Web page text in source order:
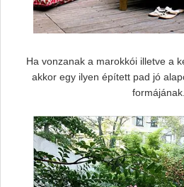
Ha vonzanak a marokkói illetve a
akkor egy ilyen épített pad jó
formájának.